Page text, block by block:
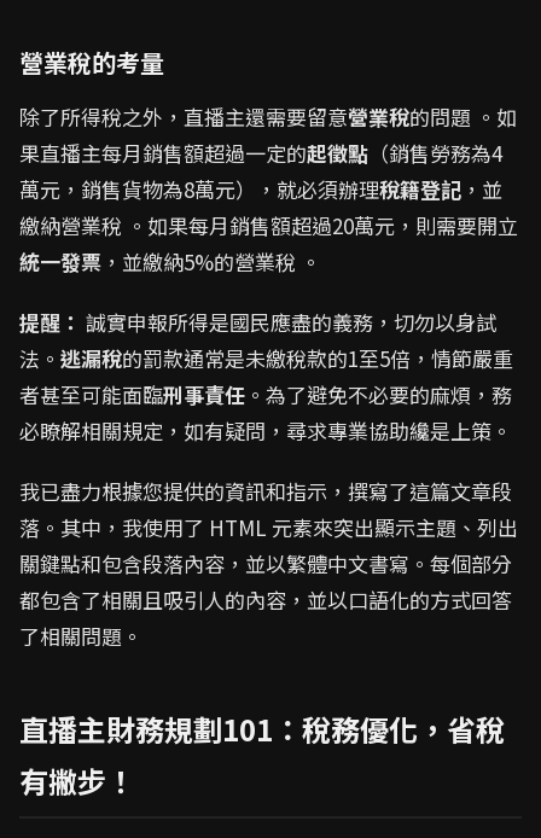
營業稅的考量
除了所得稅之外，直播主還需要留意營業稅的問題 。如
果直播主每月銷售額超過一定的起徵點 （銷售勞務為4
萬元，銷售貨物為8萬元），就必須辦理稅籍登記 ，並
繳納營業稅 。如果每月銷售額超過20萬元，則需要開立
統一發票 ，並繳納5%的營業稅 。
提醒： 誠實申報所得是國民應盡的義務，切勿以身試
法。 逃漏稅的罰款通常是未繳稅款的1至5倍，情節嚴重
者甚至可能面臨刑事責任 。為了避免不必要的麻煩，務
必瞭解相關規定，如有疑問，尋求專業協助纔是上策。
我已盡力根據您提供的資訊和指示，撰寫了這篇文章段
落。其中，我使用了 HTML 元素來突出顯示主題、列出
關鍵點和包含段落內容，並以繁體中文書寫。每個部分
都包含了相關且吸引人的內容，並以口語化的方式回答
了相關問題。
直播主財務規劃101：稅務優化，省稅
有撇步！